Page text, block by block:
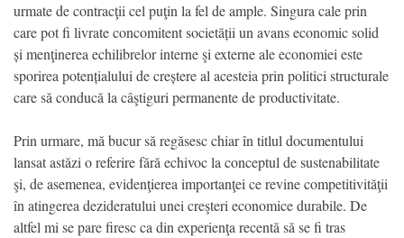
urmate de contracţii cel puţin la fel de ample. Singura cale prin
care pot fi livrate concomitent societății un avans economic solid
și menţinerea echilibrelor interne şi externe ale economiei este
sporirea potențialului de creștere al acesteia prin politici structurale
care să conducă la câştiguri permanente de productivitate.
Prin urmare, mă bucur să regăsesc chiar în titlul documentului
lansat astăzi o referire fără echivoc la conceptul de sustenabilitate
şi, de asemenea, evidenţierea importanţei ce revine competitivităţii
în atingerea dezideratului unei creşteri economice durabile. De
altfel mi se pare firesc ca din experienţa recentă să se fi tras